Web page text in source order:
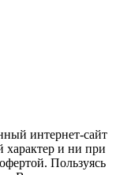
интернет-сайт
и ни при
Пользуясь